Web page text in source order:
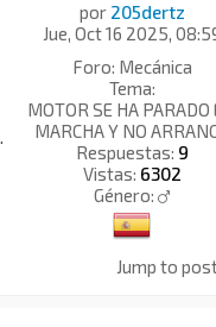
por 205dertz
Jue, Oct 16 2025,
Foro: Mecánica
Tema:
MOTOR SE HA PARADO
MARCHA Y NO
Respuestas: 9
Vistas: 6302
Género:
Jump to